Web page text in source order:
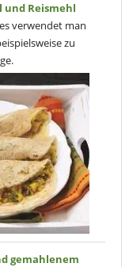
und Reismehl
verwendet man
zu
gemahlenem